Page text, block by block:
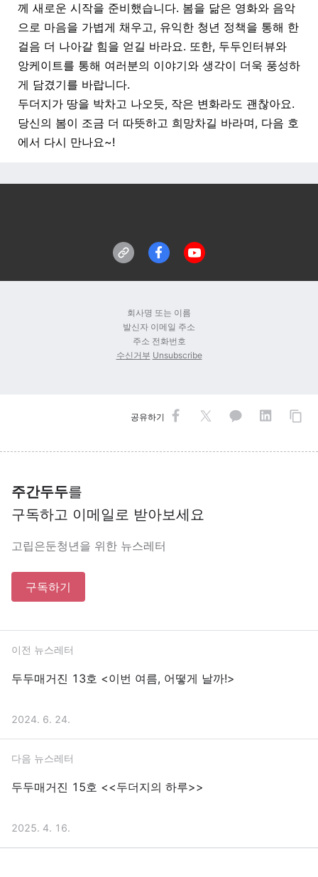
께 새로운 시작을 준비했습니다. 봄을 닮은 영화와 음악
으로 마음을 가볍게 채우고, 유익한 청년 정책을 통해 한
걸음 더 나아갈 힘을 얻길 바라요. 또한, 두두인터뷰와
앙케이트를 통해 여러분의 이야기와 생각이 더욱 풍성하
게 담겼기를 바랍니다.
두더지가 땅을 박차고 나오듯, 작은 변화라도 괜찮아요.
당신의 봄이 조금 더 따뜻하고 희망차길 바라며, 다음 호
에서 다시 만나요~!
회사명 또는 이름
발신자 이메일 주소
주소 전화번호
수신거부 Unsubscribe
공유하기
주간두두를
구독하고 이메일로 받아보세요
고립은둔청년을 위한 뉴스레터
구독하기
이전 뉴스레터
두두매거진 13호 <이번 여름, 어떻게 날까!>
2024. 6. 24.
다음 뉴스레터
두두매거진 15호 <<두더지의 하루>>
2025. 4. 16.